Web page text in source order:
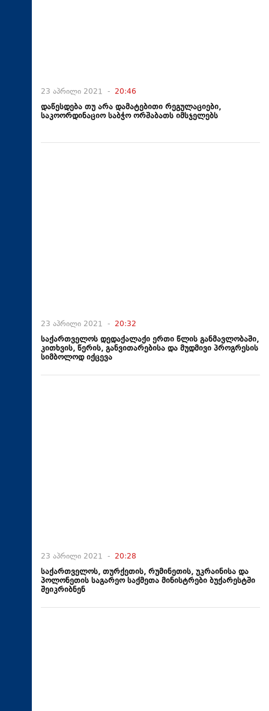
23 აპრილი 2021 - 20:46
დაწესდება თუ არა დამატებითი რეგულაციები,
საკოორდინაციო საბჭო ორშაბათს იმსჯელებს
23 აპრილი 2021 - 20:32
საქართველოს დედაქალაქი ერთი წლის განმავლობაში,
კითხვის, წერის, განვითარებისა და მუდმივი პროგრესის
სიმბოლოდ იქცევა
23 აპრილი 2021 - 20:28
საქართველოს, თურქეთის, რუმინეთის, უკრაინისა და
პოლონეთის საგარეო საქმეთა მინისტრები ბუქარესტში
შეიკრიბნენ